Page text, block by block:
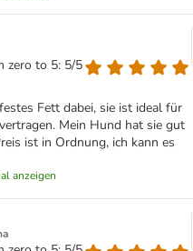
zero to 5: 5/5
Fett dabei, sie ist ideal für
Mein Hund hat sie gut
ist in Ordnung, ich kann es
anzeigen